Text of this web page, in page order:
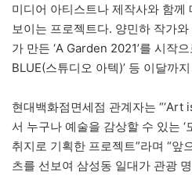
미디어 아티스트나 제작사와 함께
보이는 프로젝트다. 양민하 작가
가 만든 ‘A Garden 2021’를 시작으
BLUE(스튜디오 아텍)’ 등 이달까
현대백화점면세점 관계자는 “‘Art
서 누구나 예술을 감상할 수 있는 ‘
취지로 기획한 프로젝트”라며 “앞
츠를 선보여 삼성동 일대가 관광